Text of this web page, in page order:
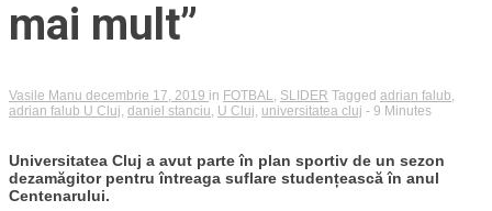
mai mult”
Vasile Manu decembrie 17, 2019 in FOTBAL SLIDER Tagged adrian falub
adrian falub U Cluj daniel stanciu U Cluj universitatea cluj - 9 Minutes
Universitatea Cluj a avut parte în plan sportiv de un sezon
dezamăgitor pentru întreaga suflare studențească în anul
Centenarului.